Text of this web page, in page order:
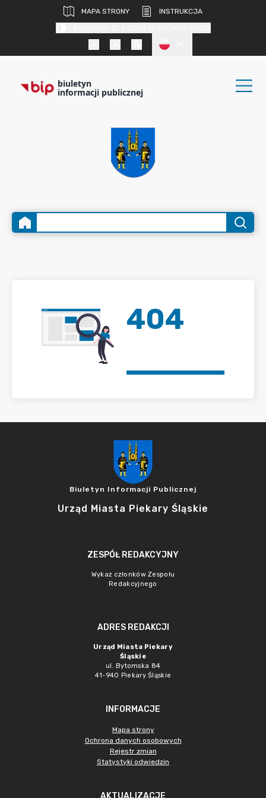
MAPA STRONY
INSTRUKCJA
biuletyn
informacji publicznej
404
Biuletyn Informacji Publicznej
Urząd Miasta Piekary Śląskie
ZESPÓŁ REDAKCYJNY
Wykaz członków Zespołu
Redakcyjnego
ADRES REDAKCJI
Urząd Miasta Piekary
Śląskie
ul. Bytomska 84
41-940 Piekary Śląskie
INFORMACJE
Mapa strony
Ochrona danych osobowych
Rejestr zmian
Statystyki odwiedzin
AKTUALIZACJE